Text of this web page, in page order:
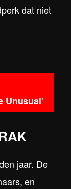
dat niet
Unusual’
jaar. De
en